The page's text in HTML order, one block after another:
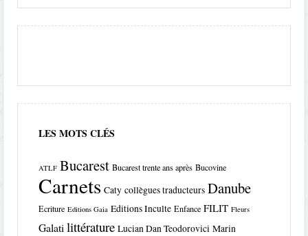
LES MOTS CLÉS
ATLF Bucarest Bucarest trente ans après Bucovine
Carnets Caty collègues traducteurs Danube
Ecriture Editions Gaia Editions Inculte Enfance FILIT Fleurs
Galati littérature Lucian Dan Teodorovici Marin